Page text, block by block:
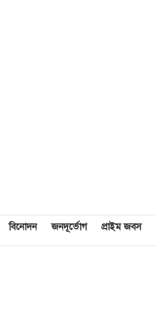
রাষ্ট্রপতি নির্বাচন ইসির সাংবিধানিক
এখতিয়ার: সালাহউদ্দিন আহমদ
বিনোদন জনদূর্ভোগ প্রাইম জবস